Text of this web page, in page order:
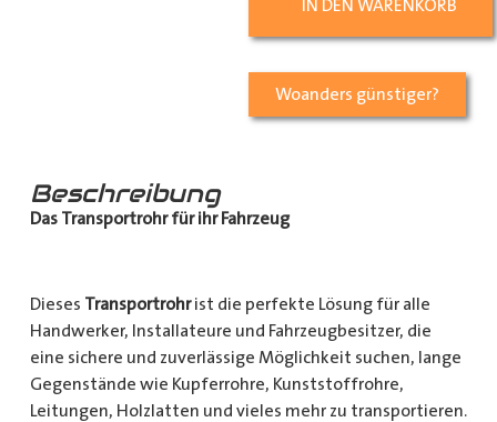
IN DEN WARENKORB
Woanders günstiger?
Beschreibung
Das Transportrohr für ihr Fahrzeug
Dieses Transportrohrist die perfekte Lösung für alle
Handwerker, Installateure und Fahrzeugbesitzer, die
eine sichere und zuverlässige Möglichkeit suchen, lange
Gegenstände wie Kupferrohre, Kunststoffrohre,
Leitungen, Holzlatten und vieles mehr zu transportieren.